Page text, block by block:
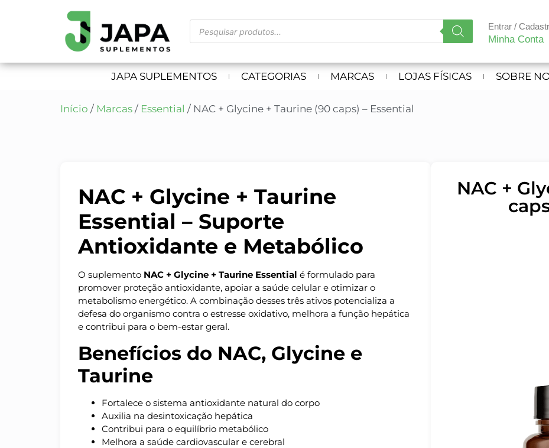
Entrar /
Minha Conta
JAPA SUPLEMENTOS CATEGORIAS MARCAS LOJAS FÍSICAS SOBRE
Início / Marcas / Essential / NAC + Glycine + Taurine (90 caps) – Essential
NAC + Glycine + Taurine
Essential – Suporte
Antioxidante e Metabólico
O suplemento NAC + Glycine + Taurine Essential é formulado para
promover proteção antioxidante, apoiar a saúde celular e otimizar o
metabolismo energético. A combinação desses três ativos potencializa a
defesa do organismo contra o estresse oxidativo, melhora a função hepática
e contribui para o bem-estar geral.
Benefícios do NAC, Glycine e
Taurine
Fortalece o sistema antioxidante natural do corpo
Auxilia na desintoxicação hepática
Contribui para o equilíbrio metabólico
Melhora a saúde cardiovascular e cerebral
NAC +